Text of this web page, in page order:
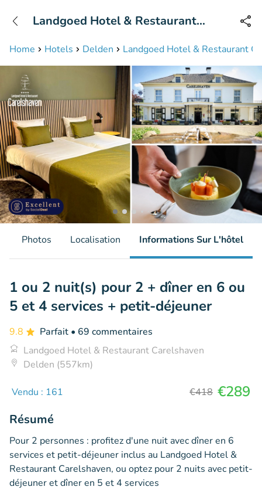
Disponible jusqu'à 23:00 heures
Home Hotels Delden Landgoed Hotel & Restaurant
Landgoed Hotel & Restaurant
Photos Localisation Informations Sur L'hôtel
1 ou 2 nuit(s) pour 2 + dîner en 6 ou
5 et 4 services + petit-déjeuner
9.8 Parfait • 69 commentaires
Landgoed Hotel & Restaurant Carelshaven
Delden (557km)
Vendu : 161 €418 €289
Résumé
Pour 2 personnes : profitez d'une nuit avec dîner en 6
services et petit-déjeuner inclus au Landgoed Hotel &
Restaurant Carelshaven, ou optez pour 2 nuits avec petit-
déjeuner et dîner en 5 et 4 services